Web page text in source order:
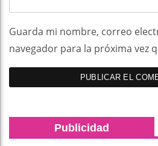
Guarda mi nombre, correo
navegador para la próxima vez
Publicidad